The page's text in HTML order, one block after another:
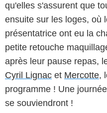
qu'elles s'assurent que
ensuite sur les loges, où
présentatrice ont eu la
petite retouche
après leur pause repas,
Cyril Lignac et Mercotte,
programme ! Une
se souviendront !